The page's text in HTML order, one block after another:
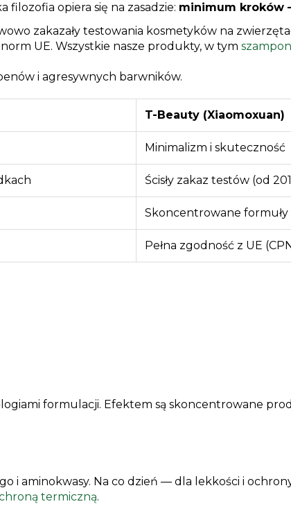
filozofia opiera się na zasadzie: minimum kroków
zakazały testowania kosmetyków na
UE. Wszystkie nasze produkty, w tym
i agresywnych barwników.
T-Beauty (Xiaomoxuan)
Minimalizm i skuteczność
Ścisły zakaz testów (od
Skoncentrowane
Pełna zgodność z UE
formulacji. Efektem są skoncentrowane
i aminokwasy. Na co dzień — dla lekkości i
termiczną.